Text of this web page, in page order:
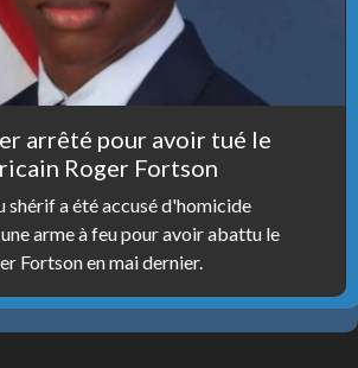
arrêté pour avoir tué le
Roger Fortson
shérif a été accusé d'homicide
arme à feu pour avoir abattu le
Fortson en mai dernier.